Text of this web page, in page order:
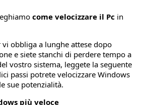
come velocizzare il Pc in
obbliga a lunghe attese dopo
e siete stanchi di perdere tempo a
vostro sistema, leggete la seguente
passi potrete velocizzare Windows
sue potenzialità.
più veloce